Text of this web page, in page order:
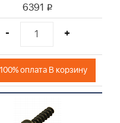
6391 i
- +
оплата В корзину